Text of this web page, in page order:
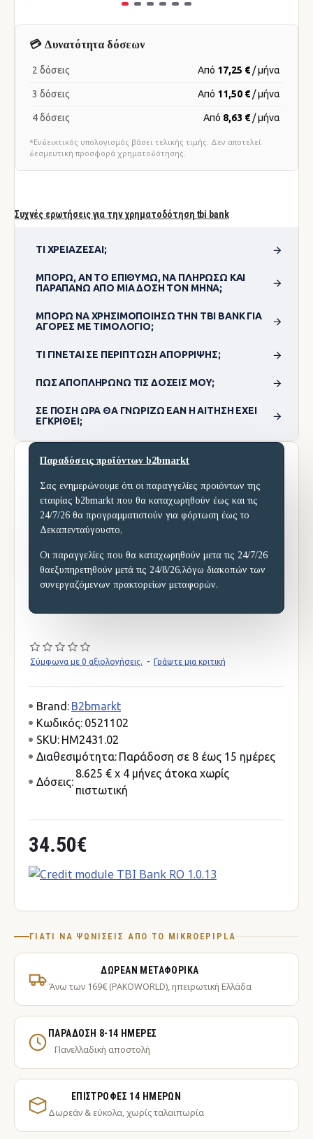
Συχνές ερωτήσεις για την χρηματοδότηση tbi bank
ΤΙ ΧΡΕΙΆΖΕΣΑΙ;
ΜΠΟΡΏ, ΑΝ ΤΟ ΕΠΙΘΥΜΏ, ΝΑ ΠΛΗΡΏΣΩ ΚΑΙ
ΠΑΡΑΠΆΝΩ ΑΠΌ ΜΊΑ ΔΌΣΗ ΤΟΝ ΜΉΝΑ;
ΜΠΟΡΏ ΝΑ ΧΡΗΣΙΜΟΠΟΊΗΣΩ ΤΗΝ TBI BANK ΓΙΑ
ΑΓΟΡΈΣ ΜΕ ΤΙΜΟΛΌΓΙΟ;
ΤΙ ΓΊΝΕΤΑΙ ΣΕ ΠΕΡΊΠΤΩΣΗ ΑΠΌΡΡΙΨΗΣ;
ΠΏΣ ΑΠΟΠΛΗΡΏΝΩ ΤΙΣ ΔΌΣΕΙΣ ΜΟΥ;
ΣΕ ΠΌΣΗ ΏΡΑ ΘΑ ΓΝΩΡΊΖΩ ΕΆΝ Η ΑΊΤΗΣΗ ΈΧΕΙ
ΕΓΚΡΙΘΕΊ;
💳 Δυνατότητα δόσεων
2 δόσεις Από 17,25 € / μήνα
3 δόσεις Από 11,50 € / μήνα
4 δόσεις Από 8,63 € / μήνα
*Ενδεικτικός υπολογισμός βάσει τελικής τιμής. Δεν αποτελεί
δεσμευτική προσφορά χρηματοδότησης.
Παραδόσεις προϊόντων b2bmarkt
Σας ενημερώνουμε ότι οι παραγγελίες προιόντων της
εταιρίας b2bmarkt που θα καταχωρηθούν έως και τις
24/7/26 θα προγραμματιστούν για φόρτωση έως το
Δεκαπενταύγουστο,
Οι παραγγελίες που θα καταχωρηθούν μετα τις 24/7/26
θαεξυπηρετηθούν μετά τις 24/8/26,λόγω διακοπών των
συνεργαζόμενων πρακτορείων μεταφορών.
Σύμφωνα με 0 αξιολογήσεις. - Γράψτε μια κριτική
34.50€
Brand: B2bmarkt
Κωδικός: 0521102
SKU: HM2431.02
Διαθεσιμότητα: Παράδοση σε 8 έως 15 ημέρες
Δόσεις:
8.625 € x 4 μήνες άτοκα χωρίς
πιστωτική
ΓΙΑΤΊ ΝΑ ΨΩΝΊΣΕΙΣ ΑΠΌ ΤΟ MIKROEPIPLA
ΔΩΡΕΆΝ ΜΕΤΑΦΟΡΙΚΆ
Άνω των 169€ (PAKOWORLD), ηπειρωτική Ελλάδα
ΠΑΡΆΔΟΣΗ 8-14 ΗΜΈΡΕΣ
Πανελλαδική αποστολή
ΕΠΙΣΤΡΟΦΈΣ 14 ΗΜΕΡΏΝ
Δωρεάν & εύκολα, χωρίς ταλαιπωρία